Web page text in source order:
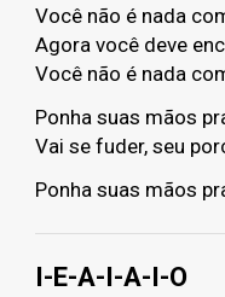
Você não é nada
Agora você deve
Você não é nada
Ponha suas mãos
Vai se fuder, seu
Ponha suas mãos
I-E-A-I-A-I-O